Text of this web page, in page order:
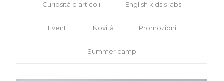
Curiosità e articoli English kids's labs
Eventi Novità Promozioni
Summer camp